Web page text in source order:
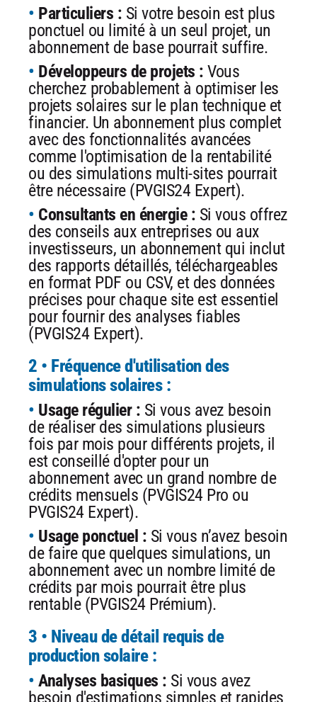
Particuliers : Si votre besoin est plus
ponctuel ou limité à un seul projet, un
abonnement de base pourrait suffire.
Développeurs de projets : Vous
cherchez probablement à optimiser les
projets solaires sur le plan technique et
financier. Un abonnement plus complet
avec des fonctionnalités avancées
comme l'optimisation de la rentabilité
ou des simulations multi-sites pourrait
être nécessaire (PVGIS24 Expert).
Consultants en énergie : Si vous offrez
des conseils aux entreprises ou aux
investisseurs, un abonnement qui inclut
des rapports détaillés, téléchargeables
en format PDF ou CSV, et des données
précises pour chaque site est essentiel
pour fournir des analyses fiables
(PVGIS24 Expert).
2 • Fréquence d'utilisation des
simulations solaires :
Usage régulier : Si vous avez besoin
de réaliser des simulations plusieurs
fois par mois pour différents projets, il
est conseillé d'opter pour un
abonnement avec un grand nombre de
crédits mensuels (PVGIS24 Pro ou
PVGIS24 Expert).
Usage ponctuel : Si vous n’avez besoin
de faire que quelques simulations, un
abonnement avec un nombre limité de
crédits par mois pourrait être plus
rentable (PVGIS24 Prémium).
3 • Niveau de détail requis de
production solaire :
Analyses basiques : Si vous avez
besoin d'estimations simples et rapides